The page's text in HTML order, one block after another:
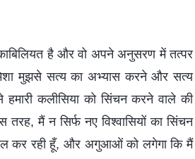
है और वो अपने अनुसरण में तत्पर
मुझसे सत्य का अभ्यास करने और सत्य
कलीसिया को सिंचन करने वाले की
मैं न सिर्फ नए विश्वासियों का सिंचन
कर रही हूँ, और अगुआओं को लगेगा कि मैं